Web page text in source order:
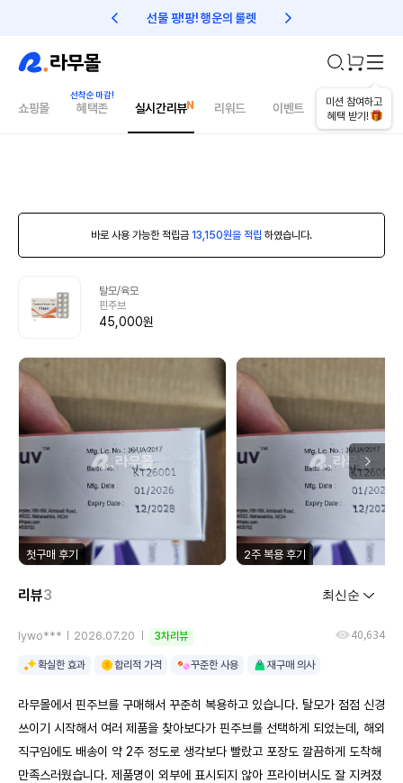
선물 팡!팡! 행운의 룰렛 친구초대 1만원 리워드!
미션 참여하고
혜택 받기!
쇼핑몰 혜택존 실시간리뷰 리워드 이벤트 건강매거진
바로 사용 가능한 적립금 13,150원을 적립 하였습니다.
탈모/육모
핀주브
45,000원
첫구매 후기 2주 복용 후기
리뷰3
lywo*** 2026.07.20 3차리뷰 40,634
확실한 효과 합리적 가격 꾸준한 사용 재구매 의사
라무몰에서 핀주브를 구매해서 꾸준히 복용하고 있습니다. 탈모가 점점 신경
쓰이기 시작해서 여러 제품을 찾아보다가 핀주브를 선택하게 되었는데, 해외
직구임에도 배송이 약 2주 정도로 생각보다 빨랐고 포장도 깔끔하게 도착해
만족스러웠습니다. 제품명이 외부에 표시되지 않아 프라이버시도 잘 지켜졌